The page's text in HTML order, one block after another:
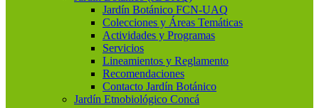
Jardín Botánico FCN-UAQ
Colecciones y Áreas Temáticas
Actividades y Programas
Servicios
Lineamientos y Reglamento
Recomendaciones
Contacto Jardín Botánico
Jardín Etnobiológico Concá